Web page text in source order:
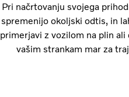
Pri načrtovanju svojega
spremenijo okoljski odtis, in
primerjavi z vozilom na plin
vašim strankam mar za